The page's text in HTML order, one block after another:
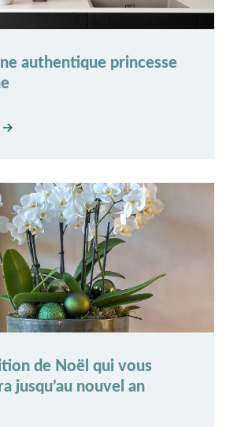
authentique princesse
de Noël qui vous
jusqu’au nouvel an